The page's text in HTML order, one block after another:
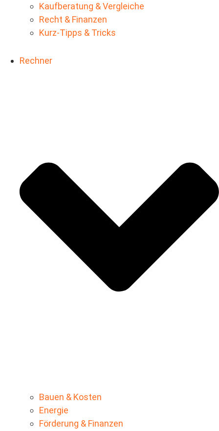
Kaufberatung & Vergleiche
Recht & Finanzen
Kurz-Tipps & Tricks
Rechner
Bauen & Kosten
Energie
Förderung & Finanzen